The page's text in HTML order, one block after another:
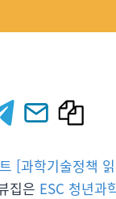
[과학기술정책
집은 ESC 청년과